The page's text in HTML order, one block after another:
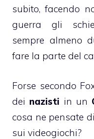
subito, facendo
guerra gli
sempre almeno
fare la parte del
Forse secondo
dei nazisti in un
cosa ne pensate
sui videogiochi?